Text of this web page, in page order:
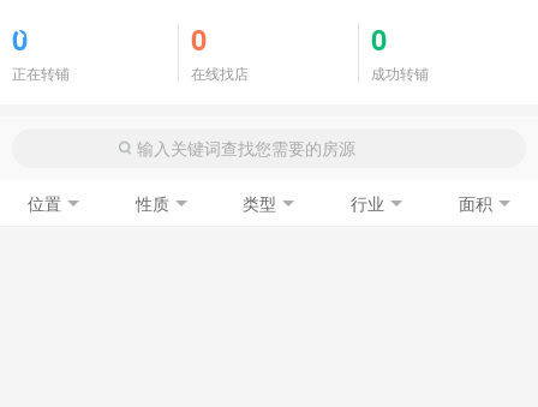
0
正在转铺
0
在线找店
0
成功转铺
位置 性质 类型 行业 面积